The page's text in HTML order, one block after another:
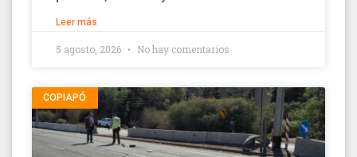
Leer más
5 agosto, 2026 No hay comentarios
COPIAPÓ